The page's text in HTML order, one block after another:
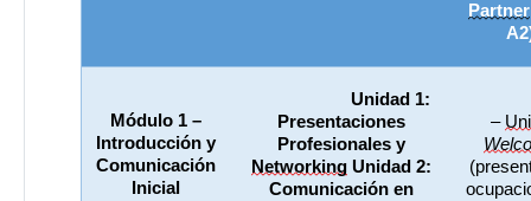
Partner
Módulo 1 –
Introducción y
Comunicación
Inicial
Unidad 1:
Presentaciones
Profesionales y
Networking Unidad 2:
Comunicación en
–